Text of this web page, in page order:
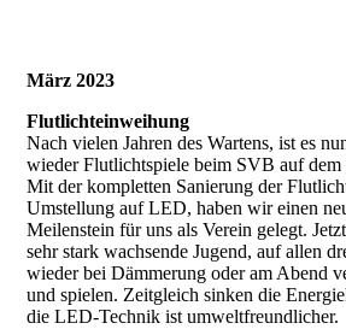
März 2023
Flutlichteinweihung
Nach vielen Jahren des Wartens, ist es
wieder Flutlichtspiele beim SVB auf dem
Mit der kompletten Sanierung der
Umstellung auf LED, haben wir einen
Meilenstein für uns als Verein gelegt.
sehr stark wachsende Jugend, auf allen
wieder bei Dämmerung oder am Abend
und spielen. Zeitgleich sinken die
die LED-Technik ist umweltfreundlicher.